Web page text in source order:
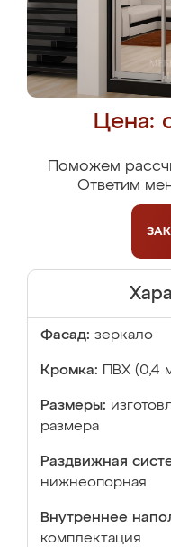
Цена:
Поможем
Ответим
Фасад: зеркало
Кромка: ПВХ (0,4
Размеры:
размера
Раздвижная
нижнеопорная
Внутреннее
комплектация